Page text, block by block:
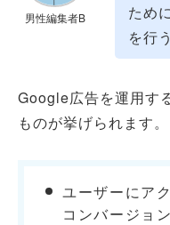
男性編集者B
ため
を行
Google広告を運用す
ものが挙げられます。
ユーザーにア
コンバージョ